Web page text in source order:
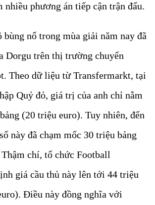
nhiều phương án tiếp cận trận đấu.
bùng nổ trong mùa giải năm nay đã
Dorgu trên thị trường chuyển
Theo dữ liệu từ Transfermarkt, tại
Quỷ đỏ, giá trị của anh chỉ nằm
(20 triệu euro). Tuy nhiên, đến
này đã chạm mốc 30 triệu bảng
chí, tổ chức Football
giá cầu thủ này lên tới 44 triệu
Điều này đồng nghĩa với